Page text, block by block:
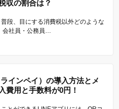
収の割合は？
段、目にする消費税以外どのような
会社員・公務員…
インペイ）の導入方法とメ
費用と手数料が0円！